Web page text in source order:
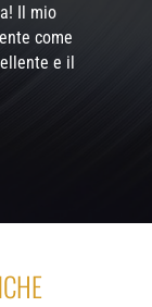
Il mio
come
e il